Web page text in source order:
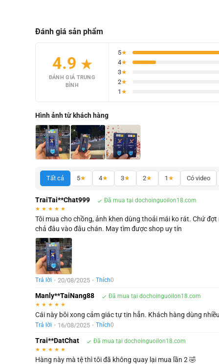
Đánh giá sản phẩm
4.9 ★
ĐÁNH GIÁ TRUNG
BÌNH
5★
4★
3★
2★
1 ★
Hình ảnh từ khách hàng
Tất cả 5★ 4★ 3★ 2★ 1 ★ Có video
TraiTai**Chat999 Đã mua tại dochoinguoilon18.com
★ ★ ★ ★ ★
Tôi mua cho chồng, ảnh khen dùng thoải mái ko rát. Chứ
chả đâu vào đâu chán. May tìm được shop uy tín
Trả lời • 20/08/2025 • Thích0
Manly**TaiNang88 Đã mua tại dochoinguoilon18.com
★ ★ ★ ★ ★
Cái này bôi xong cảm giác tự tin hẳn. Khách hàng dùng
Trả lời • 16/08/2025 • Thích0
Trai**DatChat Đã mua tại dochoinguoilon18.com
★ ★ ★ ★ ★
Hàng này mà tệ thì tôi đã không quay lại mua lần 2 🤣